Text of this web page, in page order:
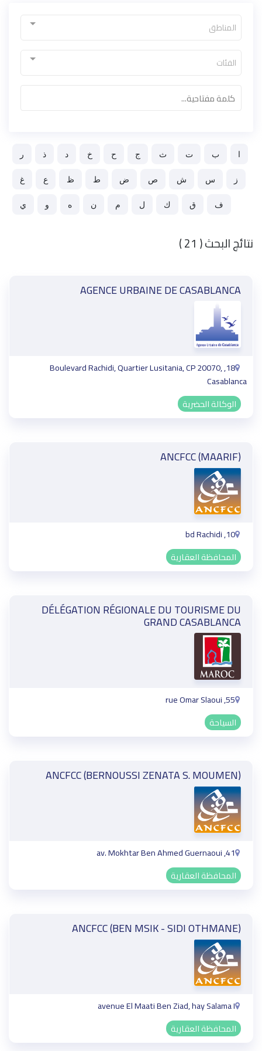
المناطق
الفئات
ﺍ ﺏ ﺕ ﺙ ﺝ ﺡ ﺥ ﺩ ﺫ
ﺭ
ﺯ
ﺱ ﺵ ﺹ ﺽ ﻁ ﻅ ﻉ
ﻍ
ﻑ
ﻕ ﻙ ﻝ ﻡ ﻥ ﻩ ﻭ ﻱ
نتائج البحث ( 21 )
AGENCE URBAINE DE CASABLANCA
18, Boulevard Rachidi, Quartier Lusitania, CP 20070,
Casablanca
الوكالة الحضرية
ANCFCC (MAARIF)
10, bd Rachidi
المحافظة العقارية
DÉLÉGATION RÉGIONALE DU TOURISME DU
GRAND CASABLANCA
55, rue Omar Slaoui
السياحة
ANCFCC (BERNOUSSI ZENATA S. MOUMEN)
41, av. Mokhtar Ben Ahmed Guernaoui
المحافظة العقارية
ANCFCC (BEN MSIK - SIDI OTHMANE)
avenue El Maati Ben Ziad, hay Salama I
المحافظة العقارية